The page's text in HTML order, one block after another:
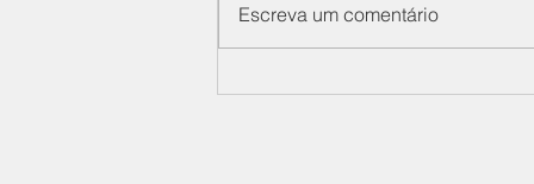
Escreva um comentário